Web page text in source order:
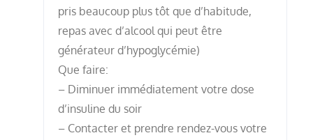
pris beaucoup plus tôt que d’habitude,
repas avec d’alcool qui peut être
générateur d’hypoglycémie)
Que faire:
– Diminuer immédiatement votre dose
d’insuline du soir
– Contacter et prendre rendez-vous votre